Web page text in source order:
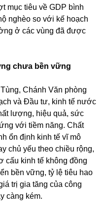
mục tiêu về GDP bình
nghèo so với kế hoạch
ở các vùng đã được
chưa bền vững
Chánh Văn phòng
và Đầu tư, kinh tế nước
lượng, hiệu quả, sức
với tiềm năng. Chất
ổn định kinh tế vĩ mô
chủ yếu theo chiều rộng,
cấu kinh tế không đồng
bền vững, tỷ lệ tiêu hao
trị gia tăng của công
càng kém.